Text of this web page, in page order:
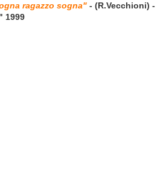
ragazzo sogna" - (R.Vecchioni) -
1999